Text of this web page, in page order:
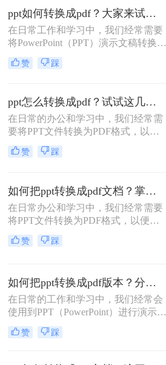
地共享和保存。那么，怎么将PPT转
换为PDF呢？本文将为您介绍几种简
单易行的方法，帮助您快速完成转
换。
ppt如何转换成pdf？大家来试试这三种方法吧！
在日常工作和学习中，我们经常需要
将PowerPoint（PPT）演示文稿转换为
PDF（Portable Document Format）文
件。PDF格式的文件具有跨平台兼容
PPT内容。本文将详细介绍PPT如何
转换成PDF，并提供一些实用技巧和
建议。
赞 踩
ppt怎么转换成pdf？试试这几种转换方法！
在日常的办公和学习中，我们经常需
要将PPT文件转换为PDF格式，以便
于分享、查阅或归档。PDF格式具有
跨平台、不易被篡改、保持文档原样
详细介绍几种将PPT转换成PDF的方
法。
赞 踩
如何把ppt转换成pdf文档？掌握这3个方法，工作效率直接翻倍！
在日常办公和学习中，我们经常需要
将PPT文件转换为PDF格式，以便更
方便地分享、查看和打印。那么如何
把PPT转换成PDF文档呢？本文将介
赞 踩
如何把ppt转换成pdf版本？分享四个高效转换方法！
在日常的工作和学习中，我们经常会
使用到PPT（PowerPoint）进行演示和
报告。然而，有时我们可能需要将
PPT文件转换成PDF版本，以便于在
看和分享，或者为了保持演示内容的
赞 踩